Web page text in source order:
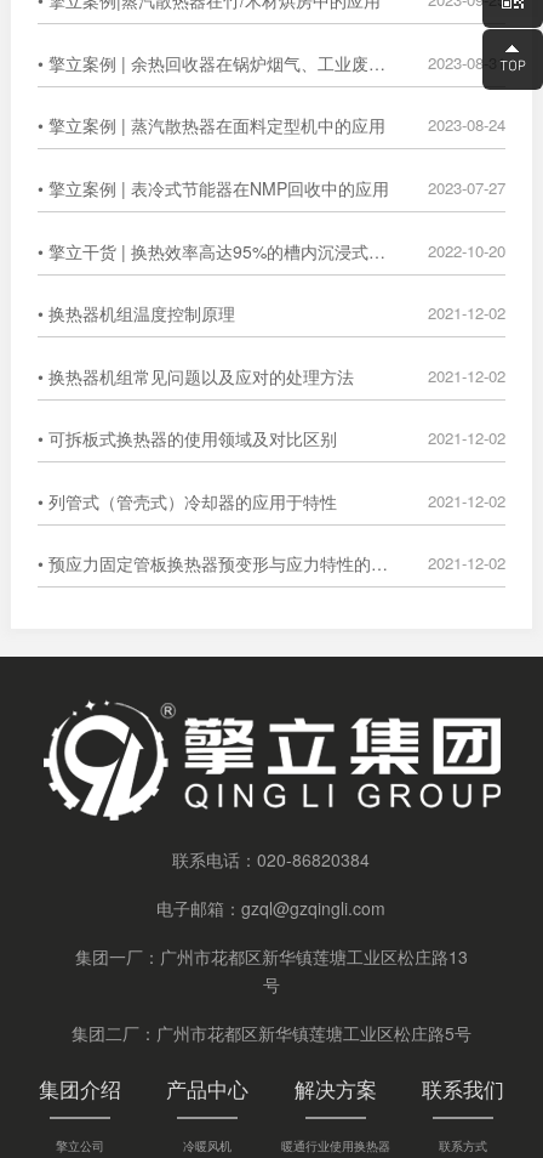
• 擎立案例 | 余热回收器在锅炉烟气、工业废气中的广泛应用 2023-08-31
• 擎立案例 | 蒸汽散热器在面料定型机中的应用 2023-08-24
• 擎立案例 | 表冷式节能器在NMP回收中的应用 2023-07-27
• 擎立干货 | 换热效率高达95%的槽内沉浸式换热器 2022-10-20
• 换热器机组温度控制原理 2021-12-02
• 换热器机组常见问题以及应对的处理方法 2021-12-02
• 可拆板式换热器的使用领域及对比区别 2021-12-02
• 列管式（管壳式）冷却器的应用于特性 2021-12-02
• 预应力固定管板换热器预变形与应力特性的数值分析 2021-12-02
联系电话：020-86820384
电子邮箱：gzql@gzqingli.com
集团一厂：广州市花都区新华镇莲塘工业区松庄路13
号
集团二厂：广州市花都区新华镇莲塘工业区松庄路5号
集团介绍
擎立公司
产品中心
冷暖风机
解决方案
暖通行业使用换热器
联系我们
联系方式